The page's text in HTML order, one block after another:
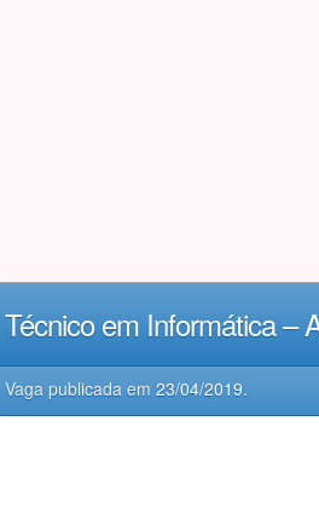
Técnico em Informática –
Vaga publicada em 23/04/2019.